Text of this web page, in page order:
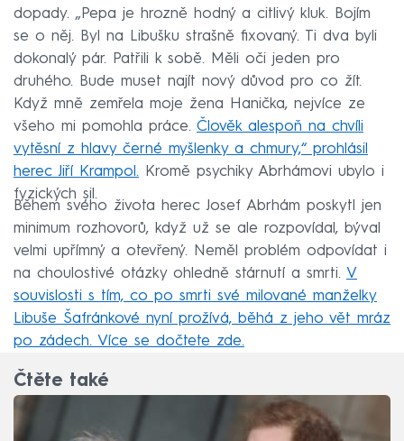
dopady. „Pepa je hrozně hodný a citlivý kluk. Bojím
se o něj. Byl na Libušku strašně fixovaný. Ti dva byli
dokonalý pár. Patřili k sobě. Měli oči jeden pro
druhého. Bude muset najít nový důvod pro co žít.
Když mně zemřela moje žena Hanička, nejvíce ze
všeho mi pomohla práce. Člověk alespoň na chvíli
vytěsní z hlavy černé myšlenky a chmury,“ prohlásil
herec Jiří Krampol. Kromě psychiky Abrhámovi ubylo i
fyzických sil.
Během svého života herec Josef Abrhám poskytl jen
minimum rozhovorů, když už se ale rozpovídal, býval
velmi upřímný a otevřený. Neměl problém odpovídat i
na choulostivé otázky ohledně stárnutí a smrti. V
souvislosti s tím, co po smrti své milované manželky
Libuše Šafránkové nyní prožívá, běhá z jeho vět mráz
po zádech. Více se dočtete zde.
Čtěte také